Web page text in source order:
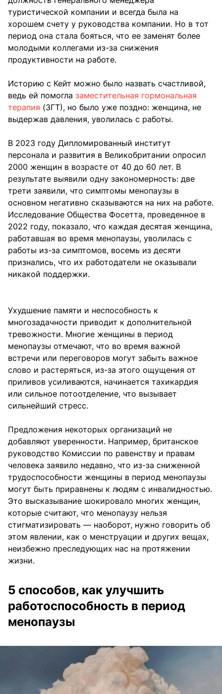
туристической компании и всегда была на
хорошем счету у руководства компании. Но в тот
период она стала бояться, что ее заменят более
молодыми коллегами из-за снижения
продуктивности на работе.
Историю с Кейт можно было назвать счастливой,
ведь ей помогла заместительная гормональная
терапия (ЗГТ), но было уже поздно: женщина, не
выдержав давления, уволилась с работы.
В 2023 году Дипломированный институт
персонала и развития в Великобритании опросил
2000 женщин в возрасте от 40 до 60 лет. В
результате выявили одну закономерность: две
трети заявили, что симптомы менопаузы в
основном негативно сказываются на них на работе.
Исследование Общества Фосетта, проведенное в
2022 году, показало, что каждая десятая женщина,
работавшая во время менопаузы, уволилась с
работы из-за симптомов, восемь из десяти
признались, что их работодатели не оказывали
никакой поддержки.
Ухудшение памяти и неспособность к
многозадачности приводит к дополнительной
тревожности. Многие женщины в период
менопаузы отмечают, что во время важной
встречи или переговоров могут забыть важное
слово и растеряться, из-за этого ощущения от
приливов усиливаются, начинается тахикардия
или сильное потоотделение, что вызывает
сильнейший стресс.
Предложения некоторых организаций не
добавляют уверенности. Например, британское
руководство Комиссии по равенству и правам
человека заявило недавно, что из-за сниженной
трудоспособности женщины в период менопаузы
могут быть приравнены к людям с инвалидностью.
Это высказывание шокировало многих женщин,
которые считают, что менопаузу нельзя
стигматизировать — наоборот, нужно говорить об
этом явлении, как о менструации и других вещах,
неизбежно преследующих нас на протяжении
жизни.
5 способов, как улучшить
работоспособность в период
менопаузы